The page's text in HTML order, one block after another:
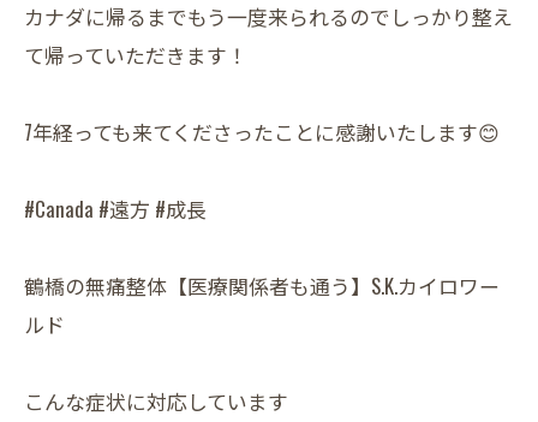
カナダに帰るまでもう一度来られるのでしっかり整え
て帰っていただきます！
7年経っても来てくださったことに感謝いたします😊
#Canada #遠方 #成長
鶴橋の無痛整体【医療関係者も通う】S.K.カイロワー
ルド
こんな症状に対応しています